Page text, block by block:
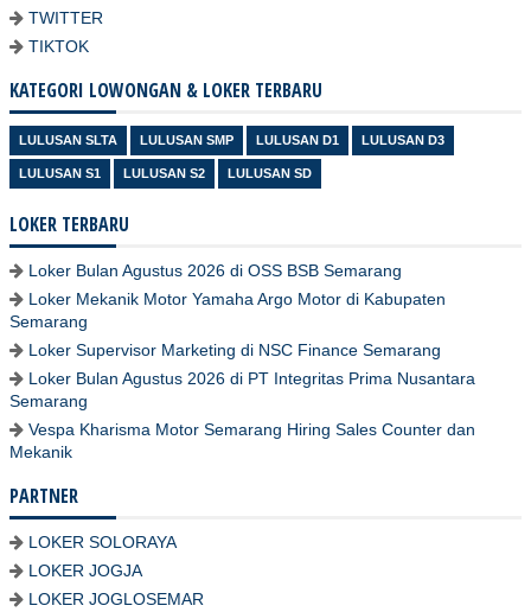
TWITTER
TIKTOK
KATEGORI LOWONGAN & LOKER TERBARU
LULUSAN SLTA LULUSAN SMP LULUSAN D1 LULUSAN D3
LULUSAN S1 LULUSAN S2 LULUSAN SD
LOKER TERBARU
Loker Bulan Agustus 2026 di OSS BSB Semarang
Loker Mekanik Motor Yamaha Argo Motor di Kabupaten
Semarang
Loker Supervisor Marketing di NSC Finance Semarang
Loker Bulan Agustus 2026 di PT Integritas Prima Nusantara
Semarang
Vespa Kharisma Motor Semarang Hiring Sales Counter dan
Mekanik
PARTNER
LOKER SOLORAYA
LOKER JOGJA
LOKER JOGLOSEMAR